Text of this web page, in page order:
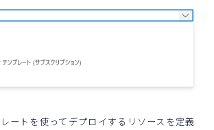
ートを使ってデプロイするリソースを定義